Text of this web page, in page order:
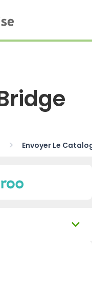
Envoyer Le
expand_more